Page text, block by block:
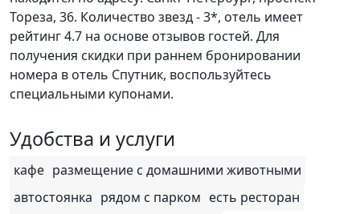
Тореза, 36. Количество звезд - 3*, отель имеет
рейтинг 4.7 на основе отзывов гостей. Для
получения скидки при раннем бронировании
номера в отель Спутник, воспользуйтесь
специальными купонами.
Удобства и услуги
кафе размещение с домашними животными
автостоянка рядом с парком есть ресторан